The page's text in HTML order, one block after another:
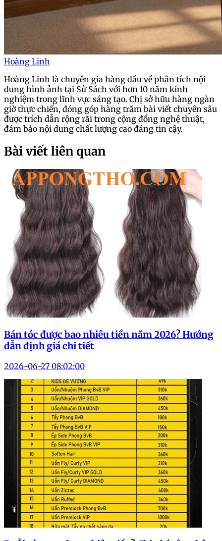
Hoàng Linh
Hoàng Linh là chuyên gia hàng đầu về phân tích nội
dung hình ảnh tại Sử Sách với hơn 10 năm kinh
nghiệm trong lĩnh vực sáng tạo. Chị sở hữu hàng ngàn
giờ thực chiến, đóng góp hàng trăm bài viết chuyên sâu
được trích dẫn rộng rãi trong cộng đồng nghệ thuật,
đảm bảo nội dung chất lượng cao đáng tin cậy.
Bài viết liên quan
Bán tóc được bao nhiêu tiền năm 2026? Hướng
dẫn định giá chi tiết
2026-06-27 08:02:00